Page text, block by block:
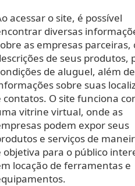
acessar o site, é possível
diversas
as empresas parceiras,
de seus produtos,
de aluguel, além de
sobre suas
contatos. O site funciona
vitrine virtual, onde as
podem expor seus
e serviços de
objetiva para o público
locação de ferramentas e